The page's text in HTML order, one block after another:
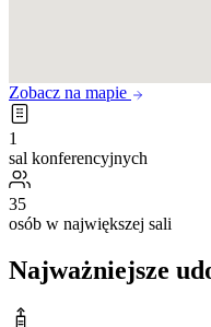
Zobacz na mapie
1
sal konferencyjnych
35
osób w największej sali
Najważniejsze